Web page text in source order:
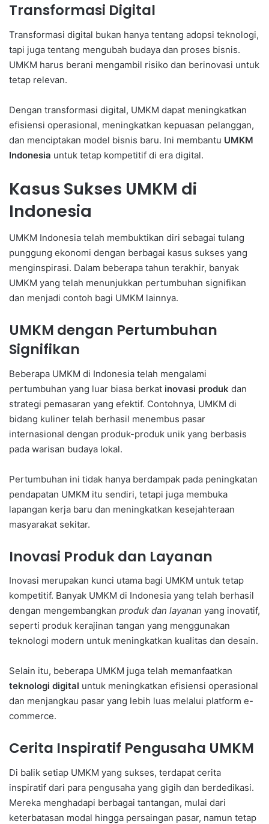
Transformasi Digital
Transformasi digital bukan hanya tentang adopsi teknologi,
tapi juga tentang mengubah budaya dan proses bisnis.
UMKM harus berani mengambil risiko dan berinovasi untuk
tetap relevan.
Dengan transformasi digital, UMKM dapat meningkatkan
efisiensi operasional, meningkatkan kepuasan pelanggan,
dan menciptakan model bisnis baru. Ini membantu UMKM
Indonesia untuk tetap kompetitif di era digital.
Kasus Sukses UMKM di
Indonesia
UMKM Indonesia telah membuktikan diri sebagai tulang
punggung ekonomi dengan berbagai kasus sukses yang
menginspirasi. Dalam beberapa tahun terakhir, banyak
UMKM yang telah menunjukkan pertumbuhan signifikan
dan menjadi contoh bagi UMKM lainnya.
UMKM dengan Pertumbuhan
Signifikan
Beberapa UMKM di Indonesia telah mengalami
pertumbuhan yang luar biasa berkat inovasi produk dan
strategi pemasaran yang efektif. Contohnya, UMKM di
bidang kuliner telah berhasil menembus pasar
internasional dengan produk-produk unik yang berbasis
pada warisan budaya lokal.
Pertumbuhan ini tidak hanya berdampak pada peningkatan
pendapatan UMKM itu sendiri, tetapi juga membuka
lapangan kerja baru dan meningkatkan kesejahteraan
masyarakat sekitar.
Inovasi Produk dan Layanan
Inovasi merupakan kunci utama bagi UMKM untuk tetap
kompetitif. Banyak UMKM di Indonesia yang telah berhasil
dengan mengembangkan produk dan layanan yang inovatif,
seperti produk kerajinan tangan yang menggunakan
teknologi modern untuk meningkatkan kualitas dan desain.
Selain itu, beberapa UMKM juga telah memanfaatkan
teknologi digital untuk meningkatkan efisiensi operasional
dan menjangkau pasar yang lebih luas melalui platform e-
commerce.
Cerita Inspiratif Pengusaha UMKM
Di balik setiap UMKM yang sukses, terdapat cerita
inspiratif dari para pengusaha yang gigih dan berdedikasi.
Mereka menghadapi berbagai tantangan, mulai dari
keterbatasan modal hingga persaingan pasar, namun tetap